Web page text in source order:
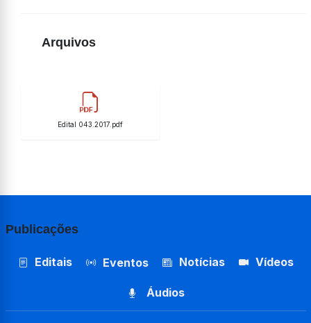
Arquivos
Edital 043.2017.pdf
Publicações
Editais Eventos Notícias Vídeos
Áudios